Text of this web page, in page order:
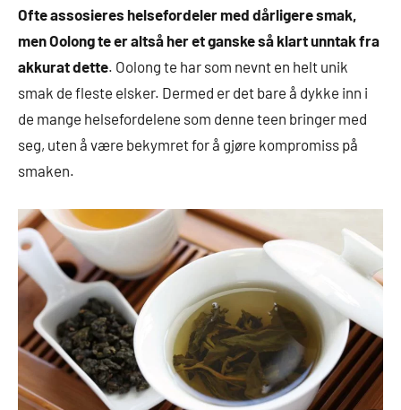
Ofte assosieres helsefordeler med dårligere smak,
men Oolong te er altså her et ganske så klart unntak fra
akkurat dette. Oolong te har som nevnt en helt unik
smak de fleste elsker. Dermed er det bare å dykke inn i
de mange helsefordelene som denne teen bringer med
seg, uten å være bekymret for å gjøre kompromiss på
smaken.